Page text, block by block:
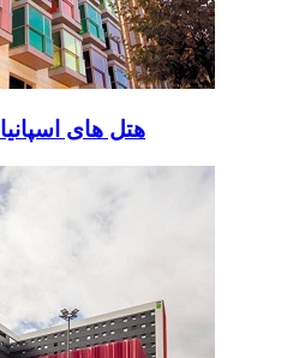
Hotel Hesperia Bilbao، هتل های اسپانیا